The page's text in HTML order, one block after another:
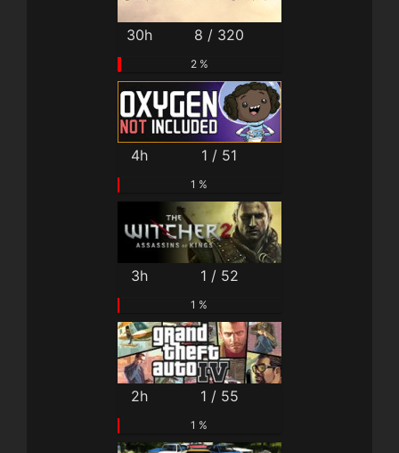
30h 8 / 320
2 %
4h 1 / 51
1 %
3h 1 / 52
1 %
2h 1 / 55
1 %